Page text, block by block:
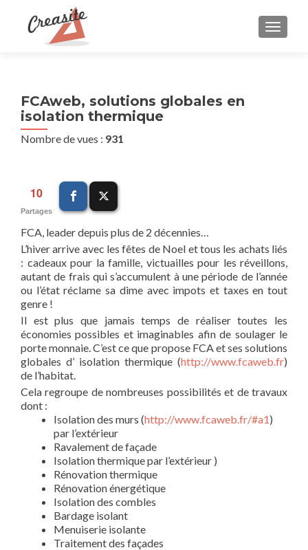
FCAweb, solutions globales en
isolation thermique
Nombre de vues : 931
10
Partages
FCA, leader depuis plus de 2 décennies…
L’hiver arrive avec les fêtes de Noel et tous les achats liés
: cadeaux pour la famille, victuailles pour les réveillons,
autant de frais qui s’accumulent à une période de l’année
ou l’état réclame sa dime avec impots et taxes en tout
genre !
Il est plus que jamais temps de réaliser toutes les
économies possibles et imaginables afin de soulager le
porte monnaie. C’est ce que propose FCA et ses solutions
globales d’ isolation thermique (http://www.fcaweb.fr)
de l’habitat.
Cela regroupe de nombreuses possibilités et de travaux
dont :
Isolation des murs (http://www.fcaweb.fr/#a1)
par l’extérieur
Ravalement de façade
Isolation thermique par l’extérieur )
Rénovation thermique
Rénovation énergétique
Isolation des combles
Bardage isolant
Menuiserie isolante
Traitement des façades